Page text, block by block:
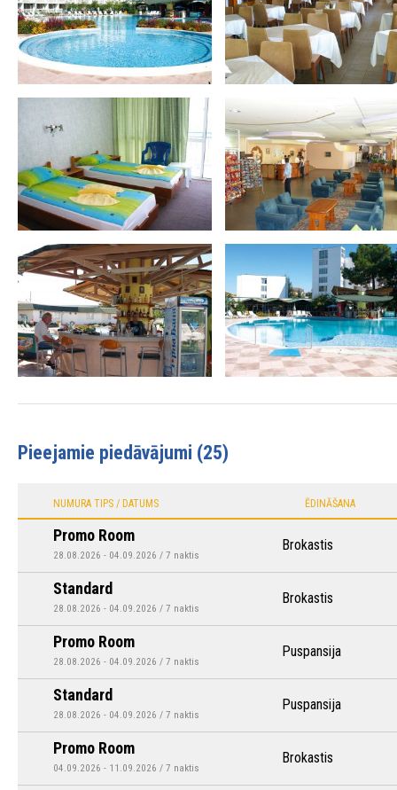
Pieejamie piedāvājumi (25)
NUMURA TIPS / DATUMS ĒDINĀŠANA
Promo Room
28.08.2026 - 04.09.2026 / 7 naktis
Brokastis
Standard
28.08.2026 - 04.09.2026 / 7 naktis
Brokastis
Promo Room
28.08.2026 - 04.09.2026 / 7 naktis
Puspansija
Standard
28.08.2026 - 04.09.2026 / 7 naktis
Puspansija
Promo Room
04.09.2026 - 11.09.2026 / 7 naktis
Brokastis